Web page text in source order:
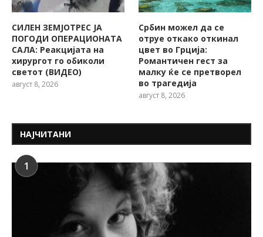
СИЛЕН ЗЕМЈОТРЕС ЈА
ПОГОДИ ОПЕРАЦИОНАТА
САЛА: Реакцијата на
хирургот го обиколи
светот (ВИДЕО)
август 8, 2026
Србин можел да се
отруе откако откинал
цвет во Грција:
Романтичен гест за
малку ќе се претворел
во трагедија
август 8, 2026
НАЈЧИТАНИ
1